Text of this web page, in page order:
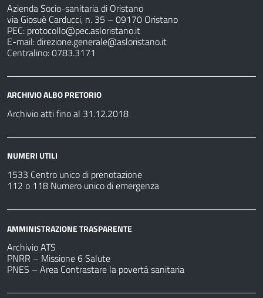
Azienda Socio-sanitaria di Oristano
via Giosuè Carducci, n. 35 – 09170 Oristano
PEC: protocollo@pec.asloristano.it
E-mail:direzione.generale@asloristano.it
Centralino: 0783.3171
ARCHIVIO ALBO PRETORIO
Archivio atti fino al 31.12.2018
NUMERI UTILI
1533 Centro unico di prenotazione
112 o 118 Numero unico di emergenza
AMMINISTRAZIONE TRASPARENTE
Archivio ATS
PNRR – Missione 6 Salute
PNES – Area Contrastare la povertà sanitaria